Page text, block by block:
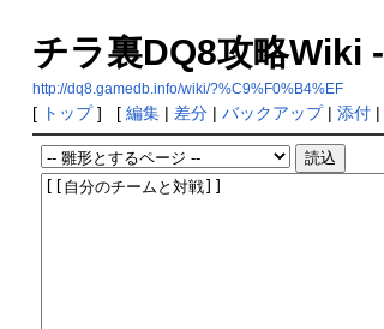
チラ裏DQ8攻略Wiki -
http://dq8.gamedb.info/wiki/?%C9%F0%B4%EF
[ トップ] [ 編集| 差分| バックアップ| 添付|